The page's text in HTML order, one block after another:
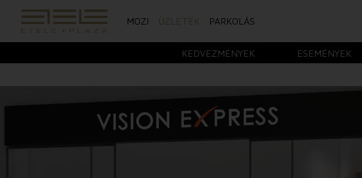
MOZI ÜZLETEK PARKOLÁS
KEDVEZMÉNYEK ESEMÉNYEK